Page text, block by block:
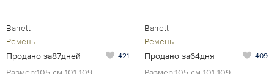
Barrett
Ремень
Продано за87дней
421
Barrett
Ремень
Продано за64дня
409